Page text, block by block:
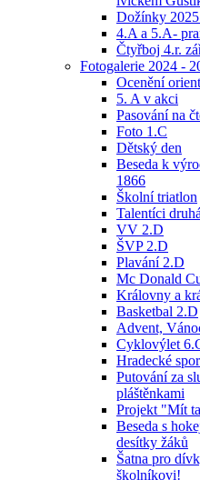
Dožínky
4.A a 5.A-
Čtyřboj 4.r.
Fotogalerie 2024 -
Ocenění
5. A v akci
Pasování na
Foto 1.C
Dětský den
Beseda k
1866
Školní triatlon
Talentíci
VV 2.D
ŠVP 2.D
Plavání 2.D
Mc Donald
Královny a
Basketbal 2.D
Advent,
Cyklovýlet
Hradecké
Putování za
pláštěnkami
Projekt "Mít
Beseda s
desítky žáků
Šatna pro
školníkovi!